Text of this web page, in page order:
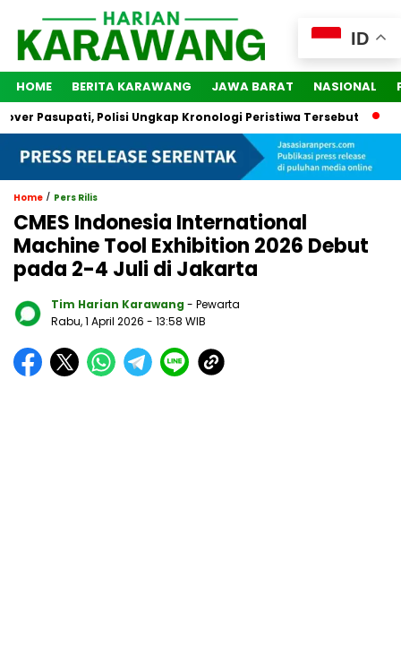
HOME BERITA KARAWANG JAWA BARAT NASIONAL
Pasupati, Polisi Ungkap Kronologi Peristiwa Tersebut 2
Home / Pers Rilis
CMES Indonesia International
Machine Tool Exhibition 2026 Debut
pada 2-4 Juli di Jakarta
Tim Harian Karawang - Pewarta
Rabu, 1 April 2026 - 13:58 WIB
ID